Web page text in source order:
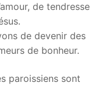
de tendresse
de devenir des
de bonheur.
paroissiens sont